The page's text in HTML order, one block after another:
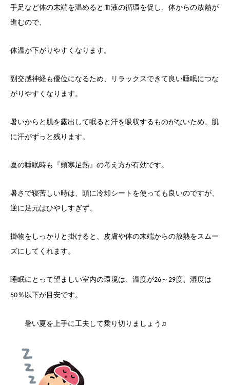
手足など体の末端を温めると血液の循環を促し、体からの放熱が
進むので、
体温が下がりやすくなります。
副交感神経も優位になるため、リラックスできて良い睡眠につな
がりやすくなります。
暑いからと肌を露出して眠ると汗を吸収するものがないため、肌
に汗がずっと残ります。
夏の睡眠時も 『頭寒足熱 』 の考え方が有効です。
暑さ で寝苦しい時は、頭に冷却シートを使っても良いのですが、
逆に足元はひやしすぎず、
掛物をしっかりと掛けると、皮膚や体の末端からの放熱をスムー
ズにしてくれます。
睡眠にとって望ましい室内の環境は、温度が26 ～ 29度、湿度は
50％以下が目安です。
暑い夏を上手に工夫して乗り切りましょう♫